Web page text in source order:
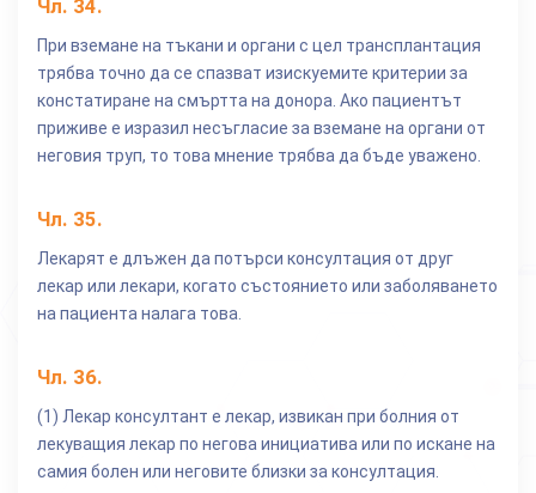
Чл. 34.
При вземане на тъкани и органи с цел трансплантация
трябва точно да се спазват изискуемите критерии за
констатиране на смъртта на донора. Ако пациентът
приживе е изразил несъгласие за вземане на органи от
неговия труп, то това мнение трябва да бъде уважено.
Чл. 35.
Лекарят е длъжен да потърси консултация от друг
лекар или лекари, когато състоянието или заболяването
на пациента налага това.
Чл. 36.
(1) Лекар консултант е лекар, извикан при болния от
лекуващия лекар по негова инициатива или по искане на
самия болен или неговите близки за консултация.